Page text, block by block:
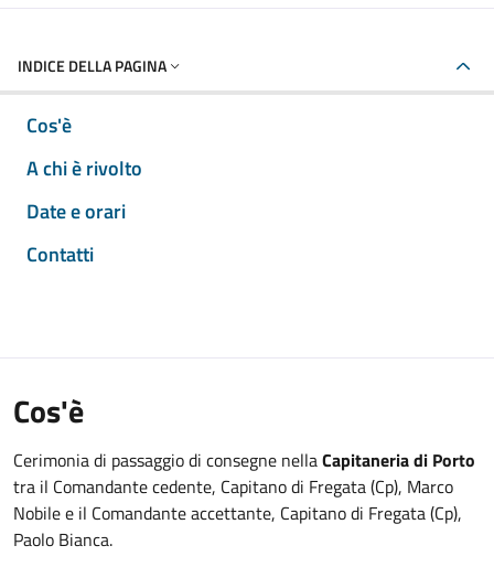
INDICE DELLA PAGINA
Cos'è
A chi è rivolto
Date e orari
Contatti
Cos'è
Cerimonia di passaggio di consegne nellaCapitaneria di Porto
tra il Comandante cedente, Capitano di Fregata (Cp), Marco
Nobile e il Comandante accettante, Capitano di Fregata (Cp),
Paolo Bianca.